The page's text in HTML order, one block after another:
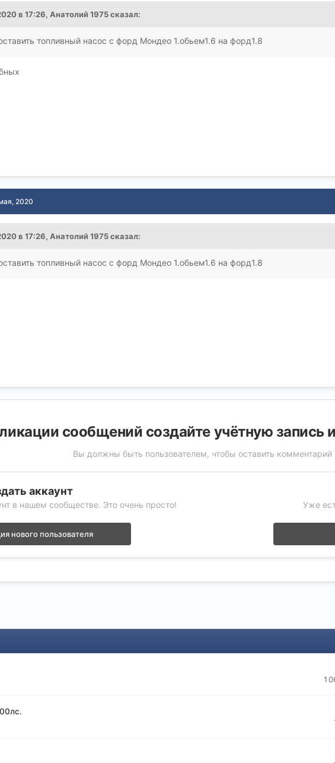
в 17:26, Анатолий 1975сказал:
топливный насос с форд Мондео 1.обьем1.6 на форд1.8
2020
в 17:26, Анатолий 1975сказал:
топливный насос с форд Мондео 1.обьем1.6 на форд1.8
сообщений создайте учётную запись
Вы должны быть пользователем, чтобы оставить комментарий
аккаунт
в нашем сообществе. Это очень просто!
нового пользователя
Уже
1